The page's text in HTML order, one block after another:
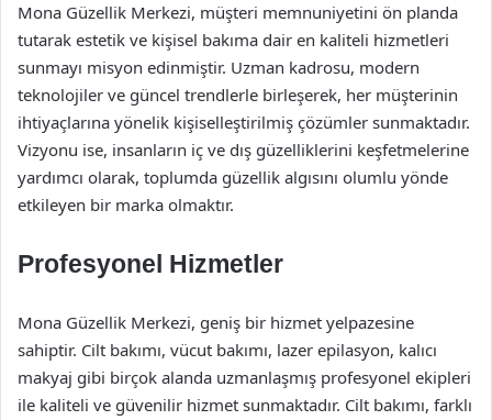
Mona Güzellik Merkezi, müşteri memnuniyetini ön planda
tutarak estetik ve kişisel bakıma dair en kaliteli hizmetleri
sunmayı misyon edinmiştir. Uzman kadrosu, modern
teknolojiler ve güncel trendlerle birleşerek, her müşterinin
ihtiyaçlarına yönelik kişiselleştirilmiş çözümler sunmaktadır.
Vizyonu ise, insanların iç ve dış güzelliklerini keşfetmelerine
yardımcı olarak, toplumda güzellik algısını olumlu yönde
etkileyen bir marka olmaktır.
Profesyonel Hizmetler
Mona Güzellik Merkezi, geniş bir hizmet yelpazesine
sahiptir. Cilt bakımı, vücut bakımı, lazer epilasyon, kalıcı
makyaj gibi birçok alanda uzmanlaşmış profesyonel ekipleri
ile kaliteli ve güvenilir hizmet sunmaktadır. Cilt bakımı, farklı